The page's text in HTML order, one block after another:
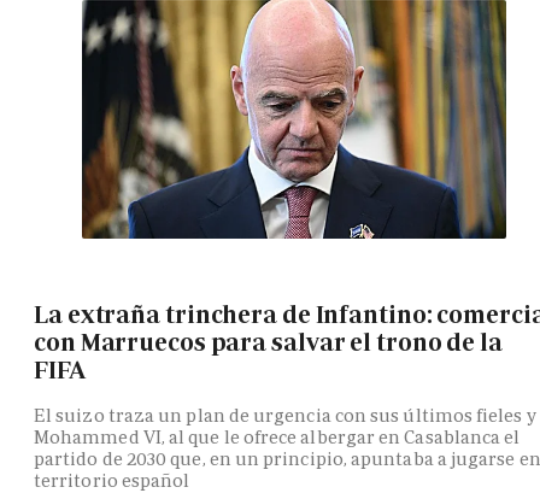
La extraña trinchera de Infantino:
con Marruecos para salvar el trono de la
FIFA
El suizo traza un plan de urgencia con sus últimos fieles y
Mohammed VI, al que le ofrece albergar en Casablanca el
partido de 2030 que, en un principio, apuntaba a jugarse en
territorio español